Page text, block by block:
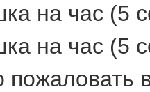
на час (5
на час (5